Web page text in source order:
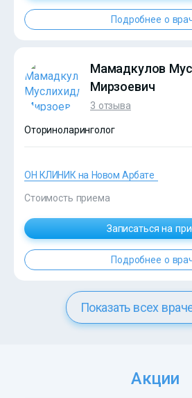
Подробнее о
?>
Мамадкулов
Мирзоевич
3 отзыва
Оториноларинголог
ОН КЛИНИК на Новом Арбате
Стоимость приема
Записаться на
Подробнее о
Показать всех
Акции